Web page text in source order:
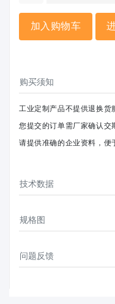
加入购物车
购买须知
工业定制产品不提供退换货
您提交的订单需厂家确认交
请提供准确的企业资料，便
技术数据
规格图
问题反馈